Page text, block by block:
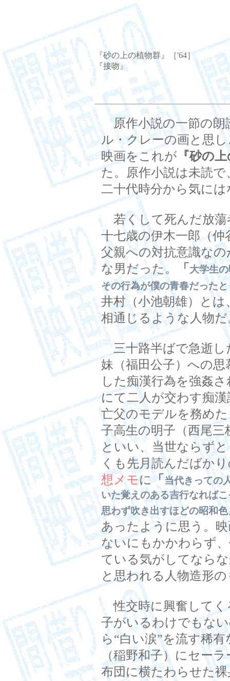
『砂の上の植物群』［'64］
『接吻』
原作小説の一節の朗
ル・クレーの画と思
映画をこれが 『砂の
た。原作小説は未読
二十代時分から気に
若くして死んだ放蕩
十七歳の伊木一郎（
父親への対抗意識な
な男だった。
「 大学生
その行為が僕の青春だった
井村（小池朝雄）とは
相通じるような人物だ
三十路半ばで急逝し
妹（福田公子）への
した痴漢行為を強姦
にて二人が交わす痴
亡父のモデルを務め
子高生の明子（西尾
といい、当世ならず
くも先月読んだばか
想メモに「当代きっての
いた覚えのある吉行なれば
思わず吹き出すほどの昭和色
あったように思う。
ないにもかかわらず
ている気がしてなら
と思われる人物造形
性交時に興奮してく
子がいるわけでもな
ら“白い涙”を流す稀
（稲野和子）にセー
布団に横たわらせた